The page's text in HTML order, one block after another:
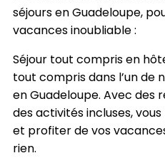
séjours en Guadeloupe,
vacances inoubliable :
Séjour tout compris en
tout compris dans l’un de
en Guadeloupe. Avec des
des activités incluses,
et profiter de vos
rien.